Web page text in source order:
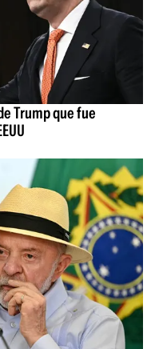
Trump que fue